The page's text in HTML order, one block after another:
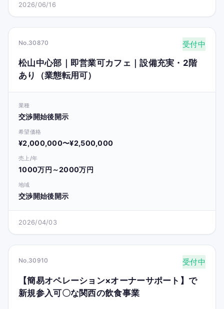
2026/06/16
No.30870 受付中
松山中心部｜即営業可カフェ｜設備充実・2階
あり（業態転用可）
業種
交渉開始後開示
希望価格
¥2,000,000〜¥2,500,000
売上/年
1000万円～2000万円
地域
交渉開始後開示
2026/04/03
No.30910 受付中
【簡易オペレーション×オーナーサポート】で
新規参入可〇な関西の飲食事業